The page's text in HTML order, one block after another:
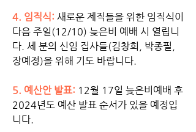
4. 임직식: 새로운 제직들을 위한 임직식이
다음 주일(12/10) 늦은비 예배 시 열립니
다. 세 분의 신임 집사들(김창희, 박종필,
장예정)을 위해 기도 바랍니다.
5. 예산안 발표: 12월 17일 늦은비예배 후
2024년도 예산 발표 순서가 있을 예정입
니다.